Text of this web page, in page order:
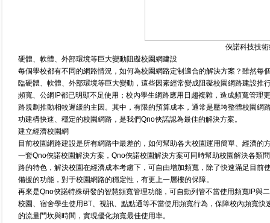
俠諾科技技
硬體、軟體、外部環境等巨大變動阻礙校園網建設
每個學校都有不同的網路情況，如何為校園網路定制適合的解決方案？雖然
臨硬體、軟體、外部環境等巨大變動，這些因素經常變成阻礙校園網路建設
頻寬、公網IP都已明顯不足使用；校內學生網路應用日趨複雜，造成頻寬管
路規劃推動相較遲緩的主因。其中，有限的預算成本，通常是壓垮整體校園
功建構快速、穩定的校園網路，是我們Qno俠諾認為最佳的解決方案。
建立經濟校園網
目前校園網路建設是所有網路中最差的，如何幫助各大校園運用簡單、經濟
一套Qno俠諾校園解決方案，Qno俠諾校園解決方案可同時幫助校園解決各類
路的特色，解決校園在經濟成本考慮下，可自由增加頻寬，除了快速滿足目
備援的功能，對于校園網路的穩定性，有更上一層樓的保障。
再來是Qno俠諾特殊研發的智慧頻寬管理功能，可自動列管不當使用頻寬IP與
校園、宿舍學生使用BT、視訊、點點通等不當使用頻寬行為，保障校內頻寬
的流量門坎與時間，實現優化頻寬最佳使用率。